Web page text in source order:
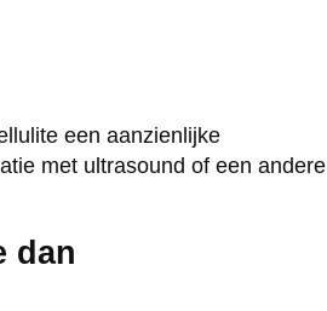
een aanzienlijke
met ultrasound of een andere
dan